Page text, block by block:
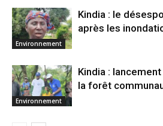
Environnement
Kindia : le
après les
Environnement
Kindia :
la forêt